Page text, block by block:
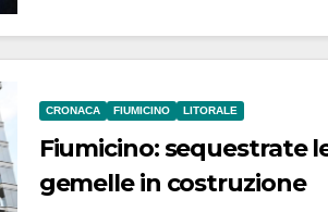
CRONACA FIUMICINO LITORALE
Fiumicino: sequestrate
gemelle in costruzione